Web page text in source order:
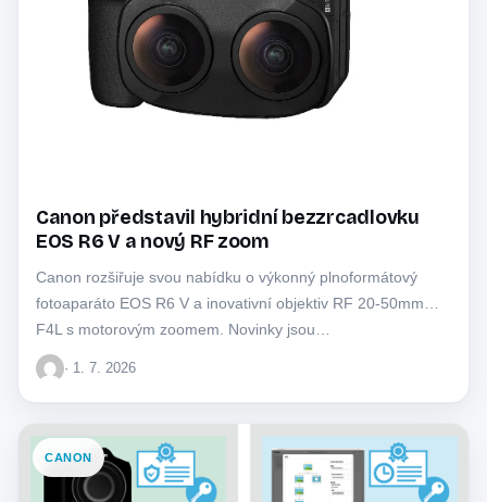
Canon představil hybridní bezzrcadlovku
EOS R6 V a nový RF zoom
Canon rozšiřuje svou nabídku o výkonný plnoformátový
fotoaparáto EOS R6 V a inovativní objektiv RF 20-50mm
F4L s motorovým zoomem. Novinky jsou…
· 1. 7. 2026
CANON